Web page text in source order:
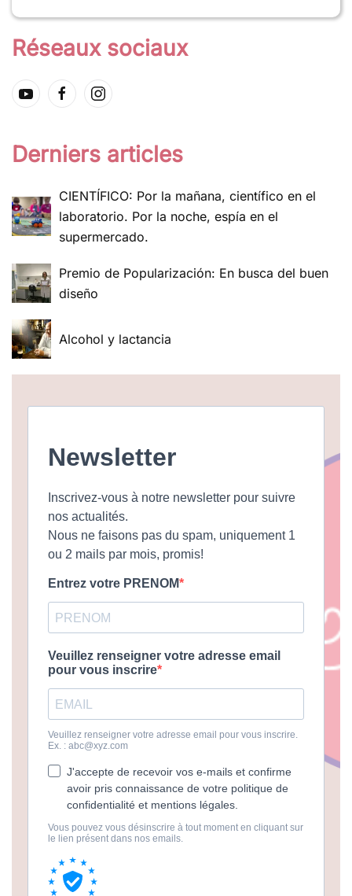
Réseaux sociaux
Derniers articles
CIENTÍFICO: Por la mañana, científico en el
laboratorio. Por la noche, espía en el
supermercado.
Premio de Popularización: En busca del buen
diseño
Alcohol y lactancia